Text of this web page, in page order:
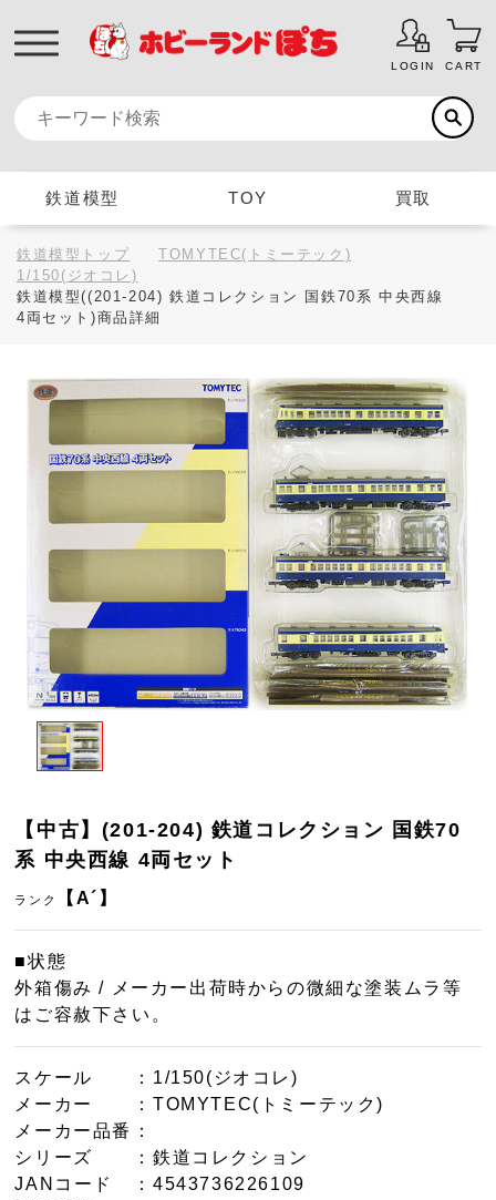
LOGIN CART
鉄道模型 TOY 買取
鉄道模型トップ
TOMYTEC(トミーテック)
1/150(ジオコレ)
鉄道模型((201-204) 鉄道コレクション 国鉄70系 中央西線
4両セット)商品詳細
【中古】(201-204) 鉄道コレクション 国鉄70
系 中央西線 4両セット
ランク 【A´】
■状態
外箱傷み / メーカー出荷時からの微細な塗装ムラ等
はご容赦下さい。
スケール
：1/150(ジオコレ)
メーカー
：TOMYTEC(トミーテック)
メーカー品番
：
シリーズ
：鉄道コレクション
JANコード
：4543736226109